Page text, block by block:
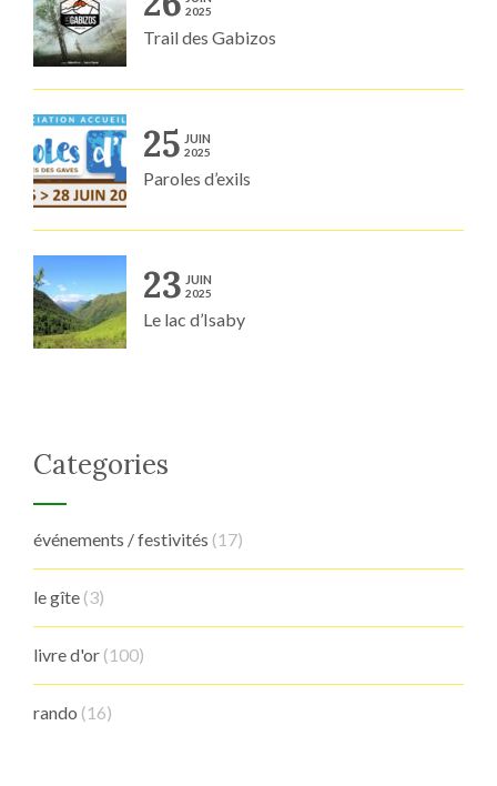
2025
Trail des Gabizos
25 JUIN
2025
Paroles d’exils
23 JUIN
2025
Le lac d’Isaby
Categories
événements / festivités (17)
le gîte (3)
livre d'or (100)
rando (16)